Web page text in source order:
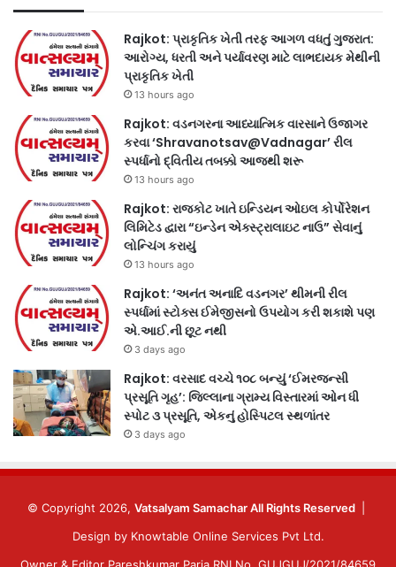
Rajkot: પ્રાકૃતિક ખેતી તરફ આગળ વધતું ગુજરાત:
આરોગ્ય, ધરતી અને પર્યાવરણ માટે લાભદાયક મેથીની
પ્રાકૃતિક ખેતી
13 hours ago
Rajkot: વડનગરના આધ્યાત્મિક વારસાને ઉજાગર
કરવા ‘Shravanotsav@Vadnagar’ રીલ
સ્પર્ધાનો દ્વિતીય તબક્કો આજથી શરૂ
13 hours ago
Rajkot: રાજકોટ ખાતે ઇન્ડિયન ઓઇલ કોર્પોરેશન
લિમિટેડ દ્વારા “ઇન્ડેન એક્સ્ટ્રાલાઇટ નાઉ” સેવાનું
લોન્ચિંગ કરાયું
13 hours ago
Rajkot: ‘અનંત અનાદિ વડનગર’ થીમની રીલ
સ્પર્ધામાં સ્ટોક્સ ઈમેજીસનો ઉપયોગ કરી શકાશે પણ
એ.આઈ.ની છૂટ નથી
3 days ago
Rajkot: વરસાદ વચ્ચે ૧૦૮ બન્યું ‘ઈમરજન્સી
પ્રસૂતિ ગૃહ’: જિલ્લાના ગ્રામ્ય વિસ્તારમાં ઓન ધી
સ્પોટ ૩ પ્રસૂતિ, એકનું હોસ્પિટલ સ્થળાંતર
3 days ago
© Copyright 2026, Vatsalyam Samachar All Rights Reserved
Design by Knowtable Online Services Pvt Ltd.
Owner & Editor Pareshkumar Paria RNI No. GUJGUJ/2021/84659